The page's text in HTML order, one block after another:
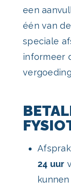
een
één van
speciale
informeer
24 uur